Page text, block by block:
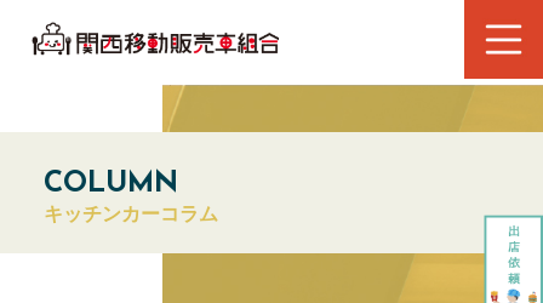
COLUMN
キッチンカーコラム